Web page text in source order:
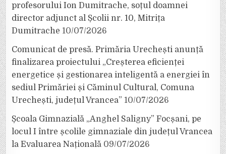
profesorului Ion Dumitrache, soțul doamnei
director adjunct al Școlii nr. 10, Mitrița
Dumitrache 10/07/2026
Comunicat de presă. Primăria Urechești anunță
finalizarea proiectului „Creșterea eficienței
energetice și gestionarea inteligentă a energiei în
sediul Primăriei și Căminul Cultural, Comuna
Urechești, județul Vrancea” 10/07/2026
Școala Gimnazială „Anghel Saligny” Focșani, pe
locul I între școlile gimnaziale din județul Vrancea
la Evaluarea Națională 09/07/2026